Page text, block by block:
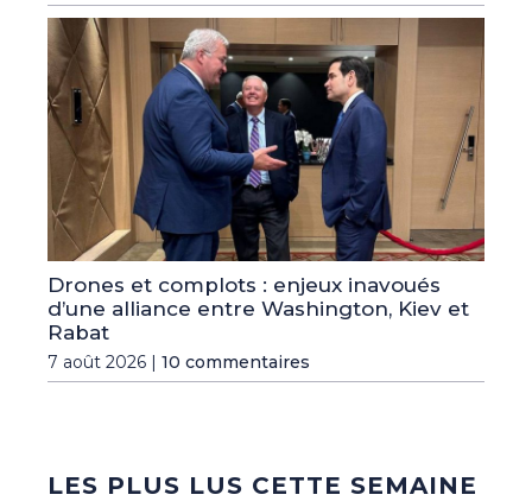
Drones et complots : enjeux inavoués
d’une alliance entre Washington, Kiev et
Rabat
7 août 2026 | 10 commentaires
LES PLUS LUS CETTE SEMAINE